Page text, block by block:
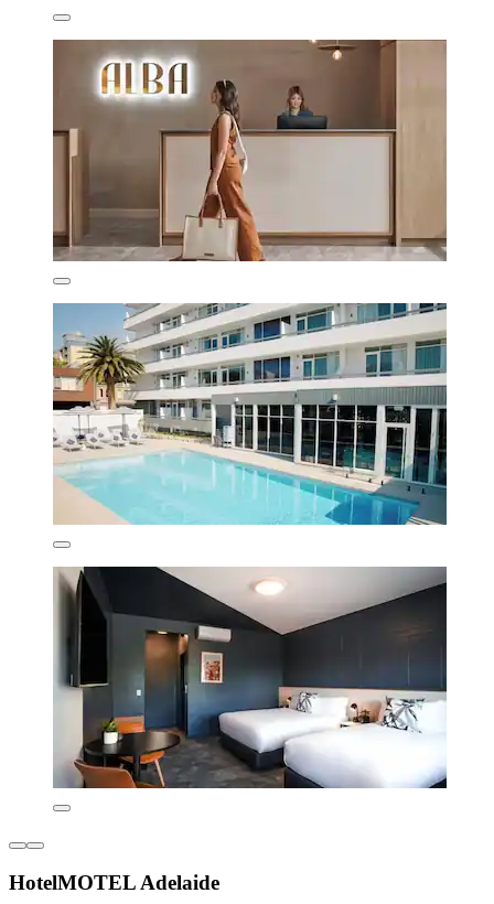
HotelMOTEL Adelaide